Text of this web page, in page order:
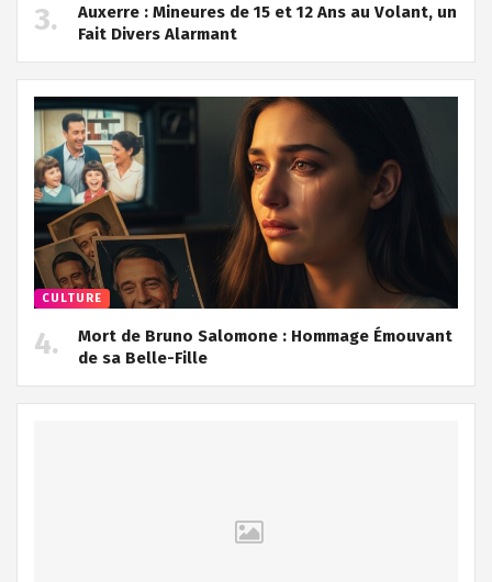
Auxerre : Mineures de 15 et 12 Ans au Volant, un
Fait Divers Alarmant
CULTURE
Mort de Bruno Salomone : Hommage Émouvant
de sa Belle-Fille